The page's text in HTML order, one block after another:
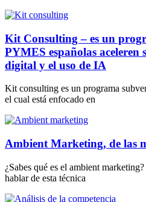
Kit Consulting – es un
PYMES españolas aceleren
digital y el uso de IA
Kit consulting es un programa
el cual está enfocado en
Ambient Marketing, de las
¿Sabes qué es el ambient
hablar de esta técnica